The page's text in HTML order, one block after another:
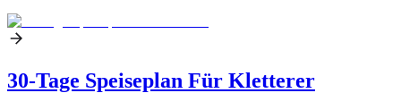
30-Tage Speiseplan Für Kletterer